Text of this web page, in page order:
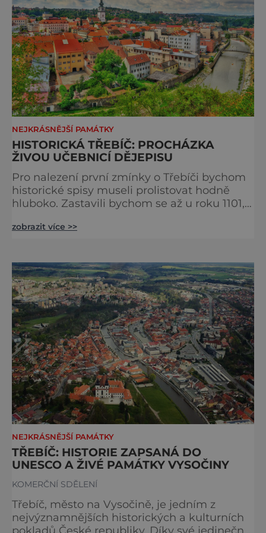
NEJKRÁSNĚJŠÍ PAMÁTKY
HISTORICKÁ TŘEBÍČ: PROCHÁZKA
ŽIVOU UČEBNICÍ DĚJEPISU
Pro nalezení první zmínky o Třebíči bychom
historické spisy museli prolistovat hodně
hluboko. Zastavili bychom se až u roku 1101,
tomto místě založila benediktinský klášter. A
například bazilika svatého Prokopa, a v roce
1335 konečně přišlo panovnické povolení
opevnit sídl
zobrazit více >>
NEJKRÁSNĚJŠÍ PAMÁTKY
TŘEBÍČ: HISTORIE ZAPSANÁ DO
UNESCO A ŽIVÉ PAMÁTKY VYSOČINY
KOMERČNÍ SDĚLENÍ
Třebíč, město na Vysočině, je jedním z
nejvýznamnějších historických a kulturních
pokladů České republiky. Díky své jedinečné